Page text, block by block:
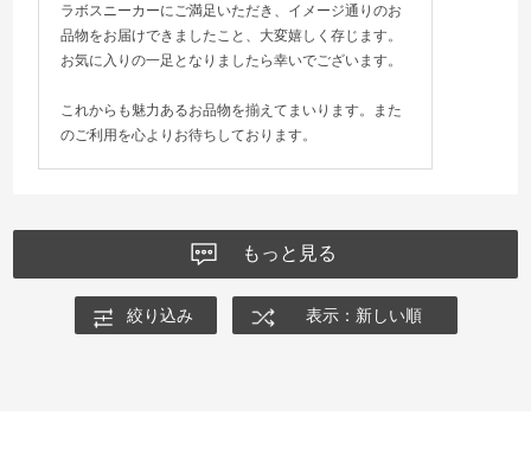
ラボスニーカーにご満足いただき、イメージ通りのお
品物をお届けできましたこと、大変嬉しく存じます。
お気に入りの一足となりましたら幸いでございます。
これからも魅力あるお品物を揃えてまいります。また
のご利用を心よりお待ちしております。
もっと見る
絞り込み 表示：新しい順